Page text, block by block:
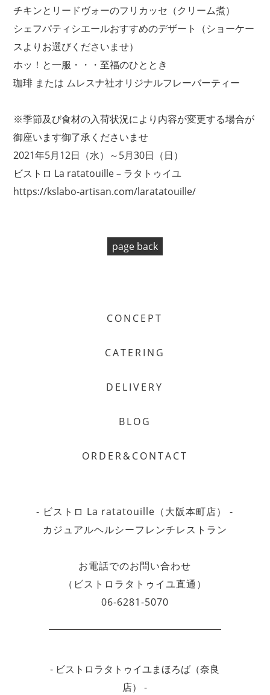
チキンとリードヴォーのフリカッセ（クリーム煮）
シェフパティシエールおすすめのデザート（ショーケー
スよりお選びくださいませ）
ホッ！と一服・・・至福のひととき
珈琲 または ムレスナ社オリジナルフレーバーティー
※季節及び食材の入荷状況により内容が変更する場合が
御座います御了承くださいませ
2021年5月12日（水）～5月30日（日）
ビストロ La ratatouille – ラタトゥイユ
https://kslabo-artisan.com/laratatouille/
page back
CONCEPT
CATERING
DELIVERY
BLOG
ORDER&CONTACT
- ビストロ La ratatouille（大阪本町店） -
カジュアルヘルシーフレンチレストラン
お電話でのお問い合わせ
（ビストロラタトゥイユ直通）
06-6281-5070
- ビストロラタトゥイユまほろば（奈良
店） -